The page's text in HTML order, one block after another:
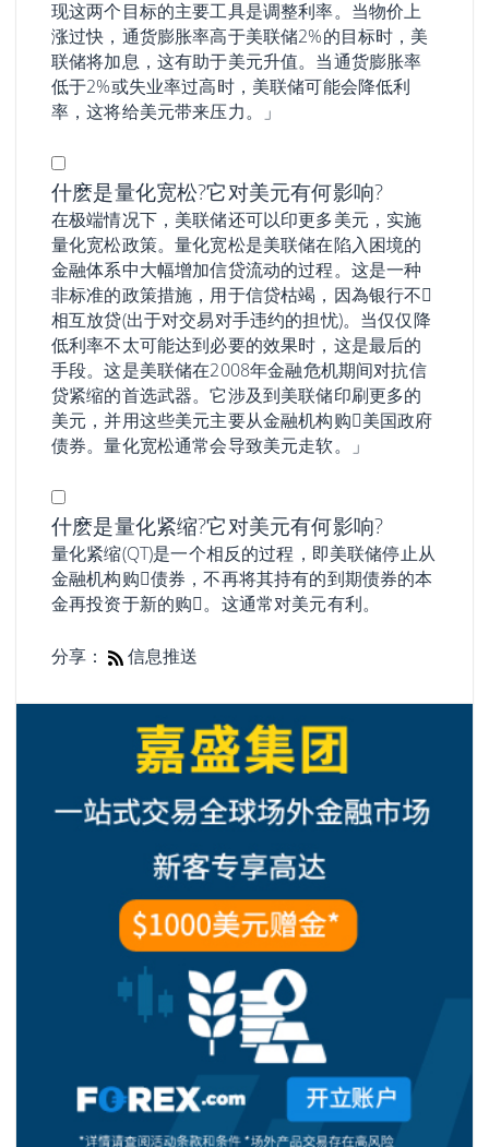
现这两个目标的主要工具是调整利率。当物价上
涨过快，通货膨胀率高于美联储2%的目标时，美
联储将加息，这有助于美元升值。当通货膨胀率
低于2%或失业率过高时，美联储可能会降低利
率，这将给美元带来压力。」
什麽是量化宽松?它对美元有何影响?
在极端情况下，美联储还可以印更多美元，实施
量化宽松政策。量化宽松是美联储在陷入困境的
金融体系中大幅增加信贷流动的过程。这是一种
非标准的政策措施，用于信贷枯竭，因為银行不𫖸
相互放贷(出于对交易对手违约的担忧)。当仅仅降
低利率不太可能达到必要的效果时，这是最后的
手段。这是美联储在2008年金融危机期间对抗信
贷紧缩的首选武器。它涉及到美联储印刷更多的
美元，并用这些美元主要从金融机构购𧹒美国政府
债券。量化宽松通常会导致美元走软。」
什麽是量化紧缩?它对美元有何影响?
量化紧缩(QT)是一个相反的过程，即美联储停止从
金融机构购𧹒债券，不再将其持有的到期债券的本
金再投资于新的购𧹒。这通常对美元有利。
分享： 信息推送